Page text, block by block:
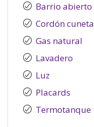
Barrio abierto
Cordón cuneta
Gas natural
Lavadero
Luz
Placards
Termotanque